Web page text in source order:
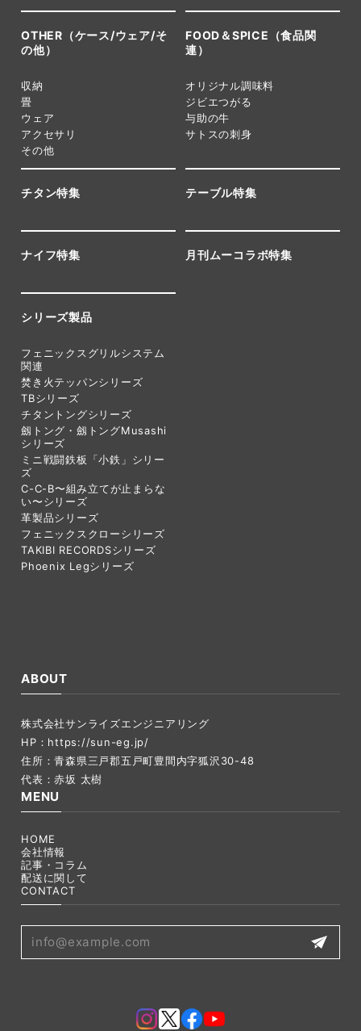
OTHER（ケース/ウェア/そ
の他）
収納
畳
ウェア
アクセサリ
その他
FOOD＆SPICE（食品関
連）
オリジナル調味料
ジビエつがる
与助の牛
サトスの刺身
チタン特集 テーブル特集
ナイフ特集 月刊ムーコラボ特集
シリーズ製品
フェニックスグリルシステム
関連
焚き火テッパンシリーズ
TBシリーズ
チタントングシリーズ
劔トング・劔トングMusashi
シリーズ
ミニ戦闘鉄板「小鉄」シリー
ズ
C-C-B〜組み立てが止まらな
い〜シリーズ
革製品シリーズ
フェニックスクローシリーズ
TAKIBI RECORDSシリーズ
Phoenix Legシリーズ
ABOUT
株式会社サンライズエンジニアリング
HP： https://sun-eg.jp/
住所：青森県三戸郡五戸町豊間内字狐沢30-48
代表：赤坂 太樹
MENU
HOME
会社情報
記事・コラム
配送に関して
CONTACT